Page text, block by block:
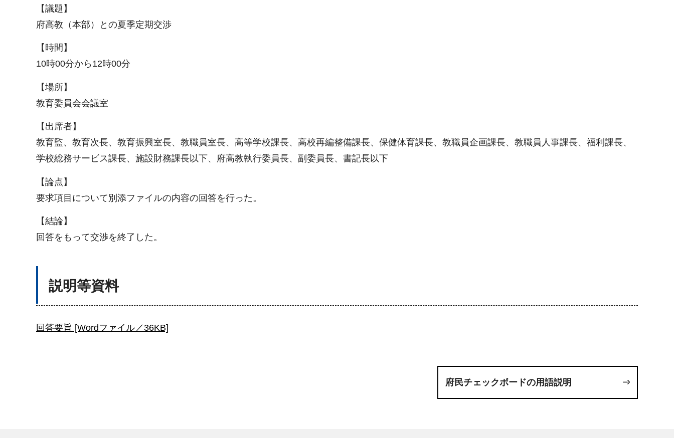
【議題】
府高教（本部）との夏季定期交渉
【時間】
10時00分から12時00分
【場所】
教育委員会会議室
【出席者】
教育監、教育次長、教育振興室長、教職員室長、高等学校課長、高校再編整備課長、保健体育課長、教職員企画課長、教職員人事課長、福利課長、
学校総務サービス課長、施設財務課長以下、府高教執行委員長、副委員長、書記長以下
【論点】
要求項目について別添ファイルの内容の回答を行った。
【結論】
回答をもって交渉を終了した。
説明等資料
回答要旨 [Wordファイル／36KB]
府民チェックボードの用語説明